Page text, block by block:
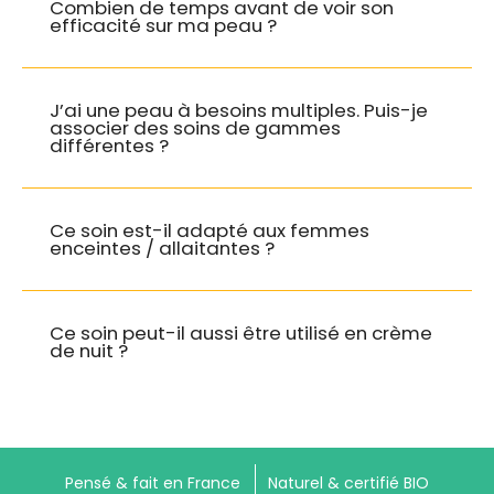
Prunus Persica (Peach) Fruit Extract: Extrait
de pêche BIO, hydrate la peau.
réparateur et anti-âge.
mine, anti-oxydant.
Linalool: Allergène contenu dans le parfum
Combien de temps avant de voir son
efficacité sur ma peau ?
J’ai une peau à besoins multiples. Puis-je
associer des soins de gammes
différentes ?
Ce soin est-il adapté aux femmes
enceintes / allaitantes ?
Ce soin peut-il aussi être utilisé en crème
de nuit ?
Pensé & fait en France
Naturel & certifié BIO